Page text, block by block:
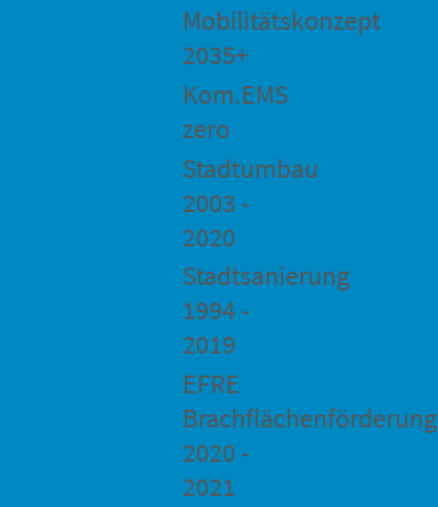
Mobilitätskonzept
2035+
Kom.EMS
zero
Stadtumbau
2003 -
2020
Stadtsanierung
1994 -
2019
EFRE
Brachflächenförderung
2020 -
2021